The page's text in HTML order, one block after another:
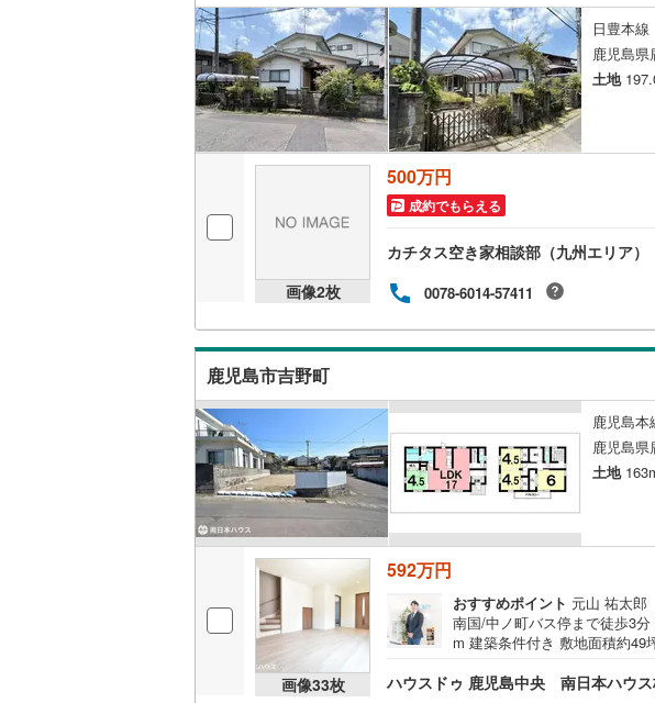
日豊本
鹿児島
土地
画像2枚
500万円
成約でもらえる
カチタス空き家相談部（九州エリア）
0078-6014-57411
鹿児島市吉野町
鹿児島
鹿児島
土地
画像33枚
592万円
おすすめポイント 元山 祐太郎
南国/中ノ町バス停まで徒歩3
m 建築条件付き 敷地面積約49
わせてご提案致します！【住
ハウスドゥ 鹿児島中央 南日本ハウ